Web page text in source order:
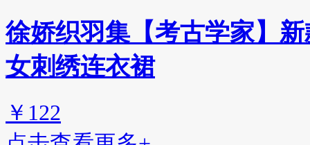
徐娇织羽集【考古学家】
女刺绣连衣裙
￥122